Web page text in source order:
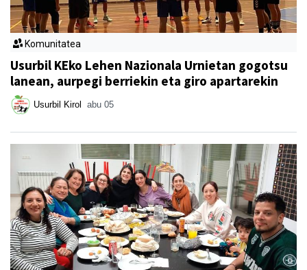
Komunitatea
Usurbil KEko Lehen Nazionala Urnietan gogotsu
lanean, aurpegi berriekin eta giro apartarekin
Usurbil Kirol abu 05